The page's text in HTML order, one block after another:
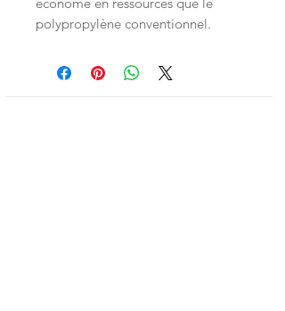
polypropylène conventionnel.